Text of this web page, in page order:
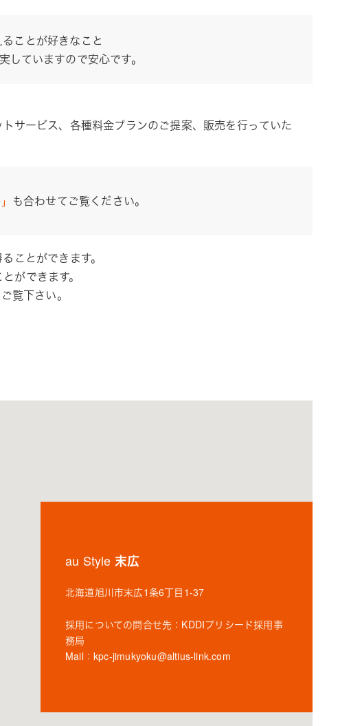
ことが好きなこと
ていますので安心です。
サービス、各種料金プランのご提案、販売を行っていた
も合わせてご覧ください。
ことができます。
ができます。
覧下さい。
au Style 末広
北海道旭川市末広1条6丁目1-37
採用についての問合せ先：KDDIプリシード採用事
務局
Mail： kpc-jimukyoku@altius-link.com